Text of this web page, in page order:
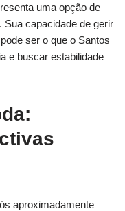
uma opção de
capacidade de gerir
ser o que o Santos
e buscar estabilidade
aproximadamente